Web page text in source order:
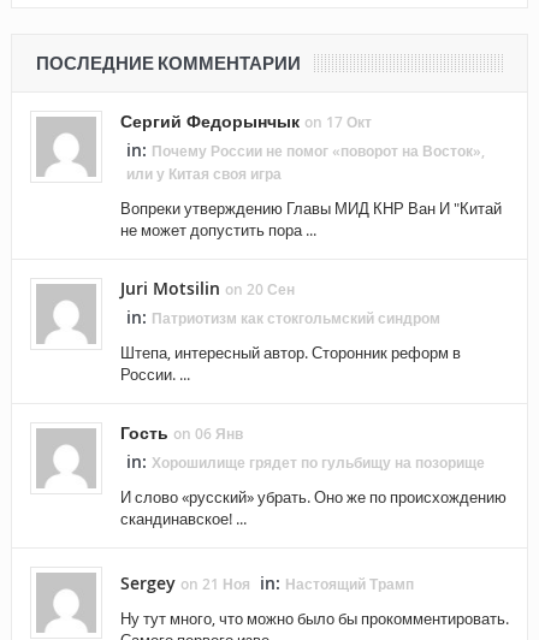
ПОСЛЕДНИЕ КОММЕНТАРИИ
Сергий Федорынчык on 17 Окт
in: Почему России не помог «поворот на Восток»,
или у Китая своя игра
Вопреки утверждению Главы МИД КНР Ван И "Китай
не может допустить пора ...
Juri Motsilin on 20 Сен
in: Патриотизм как стокгольмский синдром
Штепа, интересный автор. Сторонник реформ в
России. ...
Гость on 06 Янв
in: Хорошилище грядет по гульбищу на позорище
И слово «русский» убрать. Оно же по происхождению
скандинавское! ...
Sergey on 21 Ноя in: Настоящий Трамп
Ну тут много, что можно было бы прокомментировать.